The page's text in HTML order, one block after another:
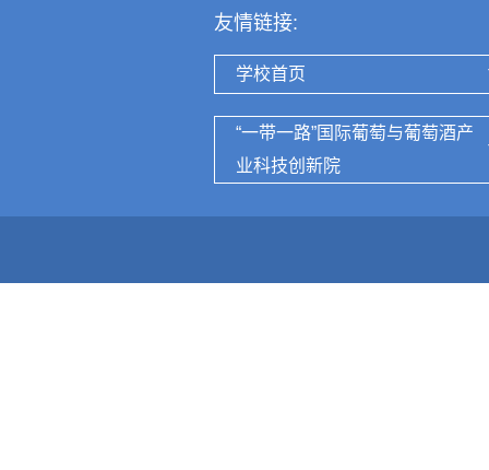
友情链接:
学校首页
“一带一路”国际葡萄与葡萄酒产
业科技创新院